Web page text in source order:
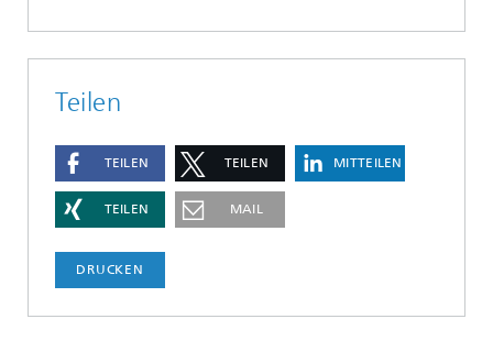
Teilen
TEILEN TEILEN MITTEILEN
TEILEN MAIL
DRUCKEN